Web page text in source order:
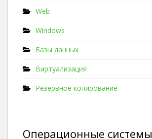
Web
Windows
Базы данных
Виртуализация
Резервное копирование
Операционные системы